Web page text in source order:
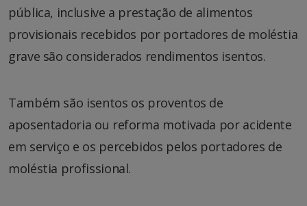
pública, inclusive a prestação de alimentos
provisionais recebidos por portadores de moléstia
grave são considerados rendimentos isentos.
Também são isentos os proventos de
aposentadoria ou reforma motivada por acidente
em serviço e os percebidos pelos portadores de
moléstia profissional.